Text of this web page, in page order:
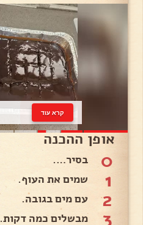
קרא עוד
אופן ההכנה
0 בסיר….
1 שמים את העוף.
2 עם מים בגובה.
3 מבשלים כמה דקות.